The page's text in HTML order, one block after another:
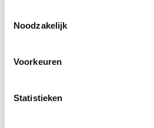
Noodzakelijk
Voorkeuren
Statistieken